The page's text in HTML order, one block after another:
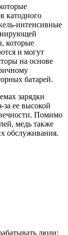
катодного
интенсивные
которые
и могут
на основе
батарей.
зарядки
за ее высокой
Помимо
медь также
обслуживания.
люди: